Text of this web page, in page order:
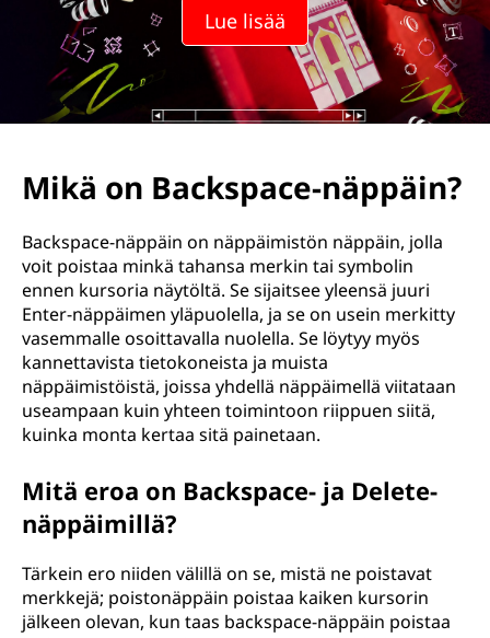
Lue lisää
Mikä on Backspace-näppäin?
Backspace-näppäin on näppäimistön näppäin, jolla
voit poistaa minkä tahansa merkin tai symbolin
ennen kursoria näytöltä. Se sijaitsee yleensä juuri
Enter-näppäimen yläpuolella, ja se on usein merkitty
vasemmalle osoittavalla nuolella. Se löytyy myös
kannettavista tietokoneista ja muista
näppäimistöistä, joissa yhdellä näppäimellä viitataan
useampaan kuin yhteen toimintoon riippuen siitä,
kuinka monta kertaa sitä painetaan.
Mitä eroa on Backspace- ja Delete-
näppäimillä?
Tärkein ero niiden välillä on se, mistä ne poistavat
merkkejä; poistonäppäin poistaa kaiken kursorin
jälkeen olevan, kun taas backspace-näppäin poistaa